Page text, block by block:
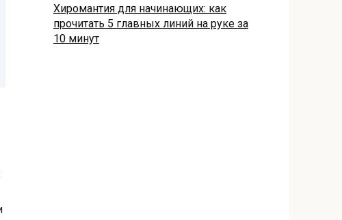
Хиромантия для начинающих: как
прочитать 5 главных линий на руке за
10 минут